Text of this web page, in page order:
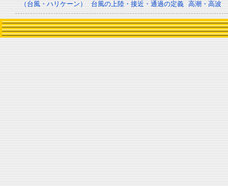
（台風・ハリケーン） 台風の上陸・接近・通過の定義 高潮・高波